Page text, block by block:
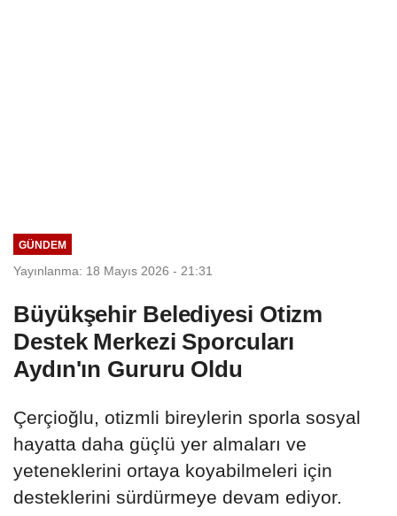
GÜNDEM
Yayınlanma: 18 Mayıs 2026 - 21:31
Büyükşehir Belediyesi Otizm
Destek Merkezi Sporcuları
Aydın'ın Gururu Oldu
Çerçioğlu, otizmli bireylerin sporla sosyal
hayatta daha güçlü yer almaları ve
yeteneklerini ortaya koyabilmeleri için
desteklerini sürdürmeye devam ediyor.